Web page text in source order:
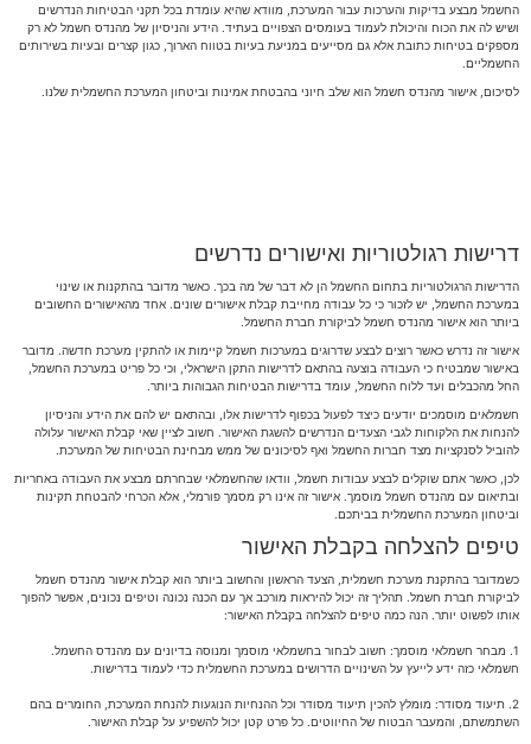
החשמל מבצע בדיקות והערכות עבור המערכת, מוודא שהיא עומדת בכל תקני הבטיחות הנדרשים
ושיש לה את הכוח והיכולת לעמוד בעומסים הצפויים בעתיד. הידע והניסיון של מהנדס חשמל לא רק
מספקים בטיחות כתובת אלא גם מסייעים במניעת בעיות בטווח הארוך, כגון קצרים ובעיות בשירותים
החשמליים.
לסיכום, אישור מהנדס חשמל הוא שלב חיוני בהבטחת אמינות וביטחון המערכת החשמלית שלנו.
דרישות רגולטוריות ואישורים נדרשים
הדרישות הרגולטוריות בתחום החשמל הן לא דבר של מה בכך. כאשר מדובר בהתקנות או שינוי
במערכת החשמל, יש לזכור כי כל עבודה מחייבת קבלת אישורים שונים. אחד מהאישורים החשובים
ביותר הוא אישור מהנדס חשמל לביקורת חברת החשמל.
אישור זה נדרש כאשר רוצים לבצע שדרוגים במערכות חשמל קיימות או להתקין מערכת חדשה. מדובר
באישור שמבטיח כי העבודה בוצעה בהתאם לדרישות התקן הישראלי, וכי כל פריט במערכת החשמל,
החל מהכבלים ועד ללוח החשמל, עומד בדרישות הבטיחות הגבוהות ביותר.
חשמלאים מוסמכים יודעים כיצד לפעול בכפוף לדרישות אלו, ובהתאם יש להם את הידע והניסיון
להנחות את הלקוחות לגבי הצעדים הנדרשים להשגת האישור. חשוב לציין שאי קבלת האישור עלולה
להוביל לסנקציות מצד חברות החשמל ואף לסיכונים של ממש מבחינת הבטיחות של המערכת.
לכן, כאשר אתם שוקלים לבצע עבודות חשמל, וודאו שהחשמלאי שבחרתם מבצע את העבודה באחריות
ובתיאום עם מהנדס חשמל מוסמך. אישור זה אינו רק מסמך פורמלי, אלא הכרחי להבטחת תקינות
וביטחון המערכת החשמלית בביתכם.
טיפים להצלחה בקבלת האישור
כשמדובר בהתקנת מערכת חשמלית, הצעד הראשון והחשוב ביותר הוא קבלת אישור מהנדס חשמל
לביקורת חברת חשמל. תהליך זה יכול להיראות מורכב אך עם הכנה נכונה וטיפים נכונים, אפשר להפוך
אותו לפשוט יותר. הנה כמה טיפים להצלחה בקבלת האישור:
1. מבחר חשמלאי מוסמך: חשוב לבחור בחשמלאי מוסמך ומנוסה בדיונים עם מהנדס החשמל.
חשמלאי כזה ידע לייעץ על השינויים הדרושים במערכת החשמלית כדי לעמוד בדרישות.
2. תיעוד מסודר: מומלץ להכין תיעוד מסודר וכל ההנחיות הנוגעות להנחת המערכת, החומרים בהם
השתמשתם, והמעבר הבטוח של החיווטים. כל פרט קטן יכול להשפיע על קבלת האישור.